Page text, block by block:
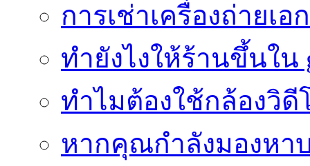
การเช่าเครื่องถ่ายเ
ทํายังไงให้ร้านขึ้นใน
ทำไมต้องใช้กล้องวิดี
หากคุณกำลังมองหา